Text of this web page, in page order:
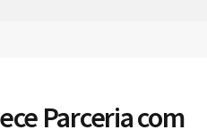
Parceria com